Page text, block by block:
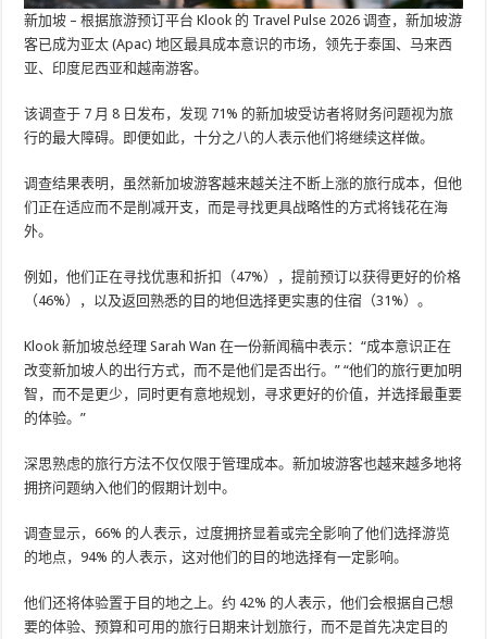
新加坡 –根据旅游预订平台 Klook 的 Travel Pulse 2026 调查，新加坡游
客已成为亚太 (Apac) 地区最具成本意识的市场，领先于泰国、马来西
亚、印度尼西亚和越南游客。
该调查于 7 月 8 日发布，发现 71% 的新加坡受访者将财务问题视为旅
行的最大障碍。即便如此，十分之八的人表示他们将继续这样做。
调查结果表明，虽然新加坡游客越来越关注不断上涨的旅行成本，但他
们正在适应而不是削减开支，而是寻找更具战略性的方式将钱花在海
外。
例如，他们正在寻找优惠和折扣（47%），提前预订以获得更好的价格
（46%），以及返回熟悉的目的地但选择更实惠的住宿（31%）。
Klook 新加坡总经理 Sarah Wan 在一份新闻稿中表示：“成本意识正在
改变新加坡人的出行方式，而不是他们是否出行。” “他们的旅行更加明
智，而不是更少，同时更有意地规划，寻求更好的价值，并选择最重要
的体验。”
深思熟虑的旅行方法不仅仅限于管理成本。新加坡游客也越来越多地将
拥挤问题纳入他们的假期计划中。
调查显示，66% 的人表示，过度拥挤显着或完全影响了他们选择游览
的地点，94% 的人表示，这对他们的目的地选择有一定影响。
他们还将体验置于目的地之上。约 42% 的人表示，他们会根据自己想
要的体验、预算和可用的旅行日期来计划旅行，而不是首先决定目的